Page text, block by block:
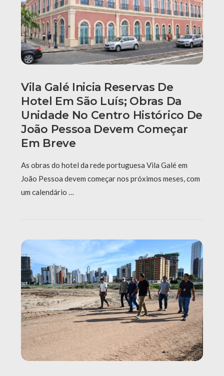
Vila Galé Inicia Reservas De
Hotel Em São Luís; Obras Da
Unidade No Centro Histórico De
João Pessoa Devem Começar
Em Breve
As obras do hotel da rede portuguesa Vila Galé em
João Pessoa devem começar nos próximos meses, com
um calendário …